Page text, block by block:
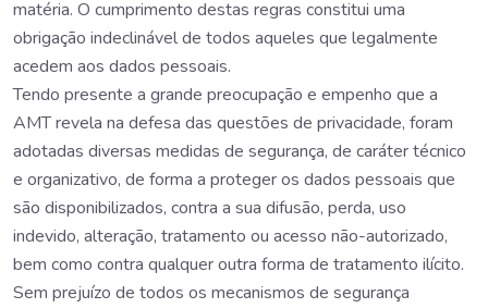
matéria. O cumprimento destas regras constitui uma
obrigação indeclinável de todos aqueles que legalmente
acedem aos dados pessoais.
Tendo presente a grande preocupação e empenho que a
AMT revela na defesa das questões de privacidade, foram
adotadas diversas medidas de segurança, de caráter técnico
e organizativo, de forma a proteger os dados pessoais que
são disponibilizados, contra a sua difusão, perda, uso
indevido, alteração, tratamento ou acesso não-autorizado,
bem como contra qualquer outra forma de tratamento ilícito.
Sem prejuízo de todos os mecanismos de segurança